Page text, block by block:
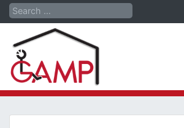
Search